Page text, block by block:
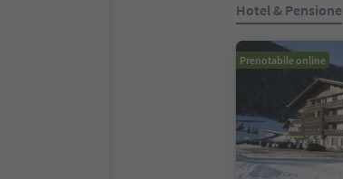
Hotel & Pensione
Prenotabile online